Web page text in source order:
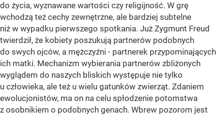
do życia, wyznawane wartości czy religijność. W grę
wchodzą też cechy zewnętrzne, ale bardziej subtelne
niż w wypadku pierwszego spotkania. Już Zygmunt Freud
twierdził, że kobiety poszukują partnerów podobnych
do swych ojców, a mężczyźni - partnerek przypominających
ich matki. Mechanizm wybierania partnerów zbliżonych
wyglądem do naszych bliskich występuje nie tylko
u człowieka, ale też u wielu gatunków zwierząt. Zdaniem
ewolucjonistów, ma on na celu spłodzenie potomstwa
z osobnikiem o podobnych genach. Wbrew pozorom jest